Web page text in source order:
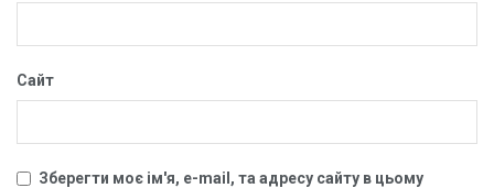
Сайт
Зберегти моє ім'я, e-mail, та адресу сайту в цьому